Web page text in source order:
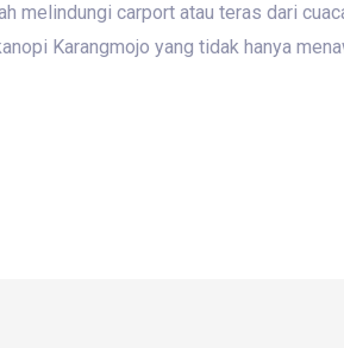
melindungi carport atau teras dari
Karangmojo yang tidak hanya